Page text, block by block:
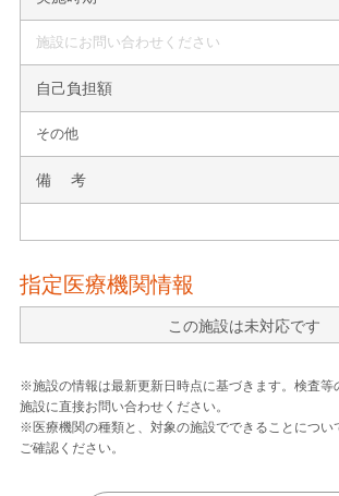
施設にお問い合わせください
自己負担額
その他
備 考
指定医療機関情報
この施設は未対応です
※施設の情報は最新更新日時点に基づきます。検査等
施設に直接お問い合わせください。
※医療機関の種類と、対象の施設でできることについ
ご確認ください。